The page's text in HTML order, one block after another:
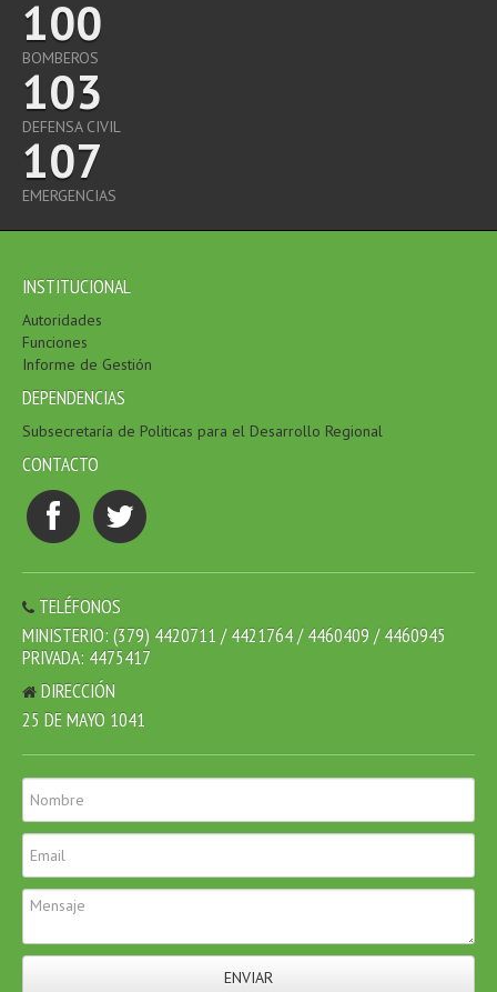
100
BOMBEROS
103
DEFENSA CIVIL
107
EMERGENCIAS
INSTITUCIONAL
Autoridades
Funciones
Informe de Gestión
DEPENDENCIAS
Subsecretaría de Politicas para el Desarrollo Regional
CONTACTO
TELÉFONOS
MINISTERIO: (379) 4420711 / 4421764 / 4460409 / 4460945
PRIVADA: 4475417
DIRECCIÓN
25 DE MAYO 1041
ENVIAR